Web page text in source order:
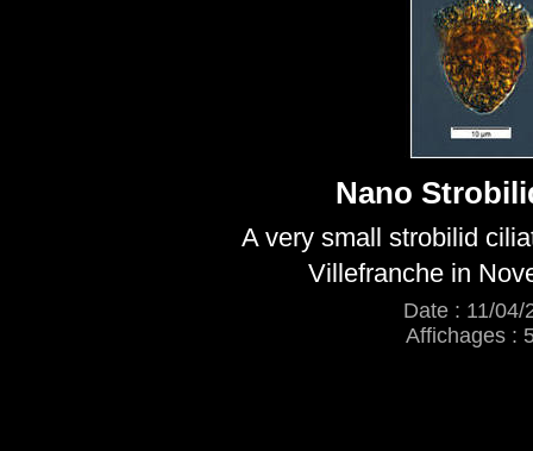
Nano
A very small strobilid
Villefranche in
Date : 11/04/
Affichages :